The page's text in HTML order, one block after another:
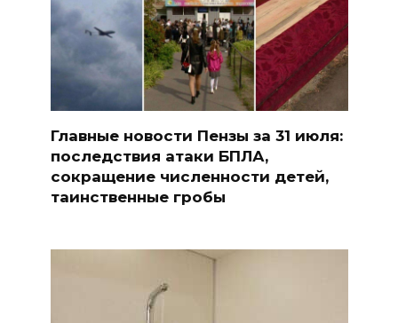
Главные новости Пензы за 31 июля:
последствия атаки БПЛА,
сокращение численности детей,
таинственные гробы